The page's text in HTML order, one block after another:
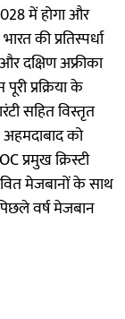
में होगा और
की प्रतिस्पर्धा
दक्षिण अफ्रीका
प्रक्रिया के
सहित विस्तृत
को
प्रमुख क्रिस्टी
मेजबानों के साथ
वर्ष मेजबान